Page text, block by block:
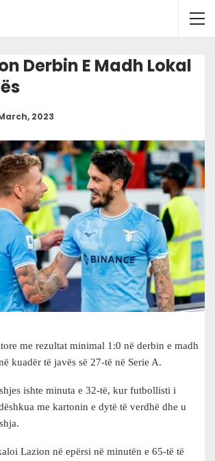
Derbin E Madh Lokal
2023
me rezultat minimal 1:0 në derbin e madh
kuadër të javës së 27-të në Serie A.
ishte minuta e 32-të, kur futbollisti i
me kartonin e dytë të verdhë dhe u
Lazion në epërsi në minutën e 65-të të